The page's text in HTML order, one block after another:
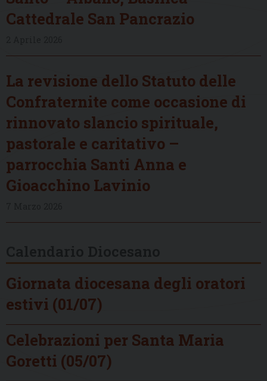
Cattedrale San Pancrazio
La revisione dello Statuto delle
Confraternite come occasione di
rinnovato slancio spirituale,
pastorale e caritativo –
parrocchia Santi Anna e
Gioacchino Lavinio
Giornata diocesana degli oratori
estivi (01/07)
Celebrazioni per Santa Maria
Goretti (05/07)